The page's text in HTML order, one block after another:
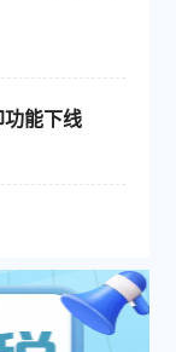
功能下线